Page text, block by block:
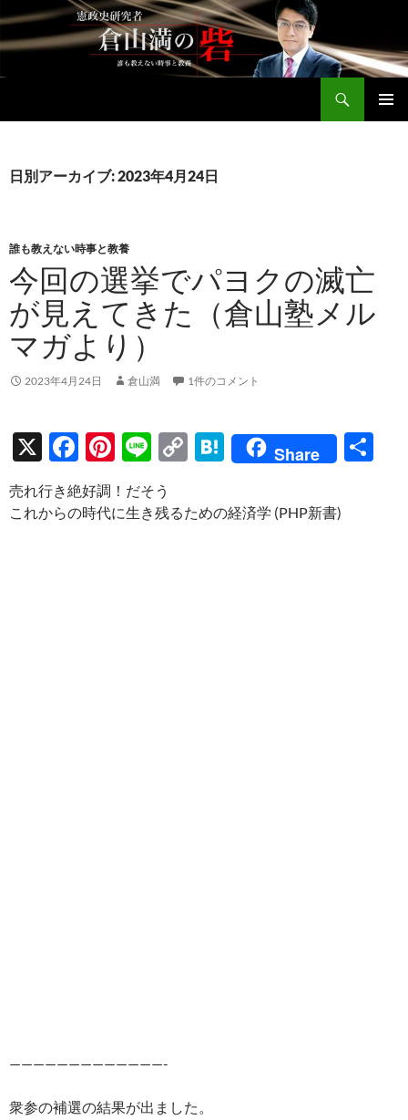
テ
ン
へ
ッ
日別アーカイブ: 2023年4月24日
誰も教えない時事と教養
今回の選挙でパヨクの滅亡
が見えてきた（倉山塾メル
マガより）
2023年4月24日 倉山満 1件のコメント
X
F
ac
e
Pi
nt
er
Li
n
e
C
p
H
e
Share
売れ行き絶好調！だそう
これからの時代に生き残るための経済学 (PHP新書)
—————————————-
衆参の補選の結果が出ました。